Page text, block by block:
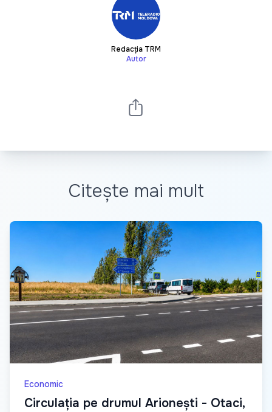
Redacția TRM
Autor
Citește mai mult
Economic
Circulația pe drumul Arionești - Otaci,